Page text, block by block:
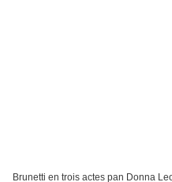
Brunetti en trois actes pan Donna